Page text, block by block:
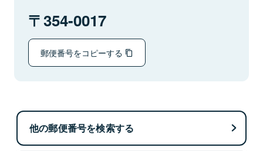
354-0017
郵便番号をコピーする
他の郵便番号を検索する